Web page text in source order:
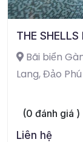
THE
Bãi biển
Lang, Đảo
(0 đánh giá )
Liên hệ